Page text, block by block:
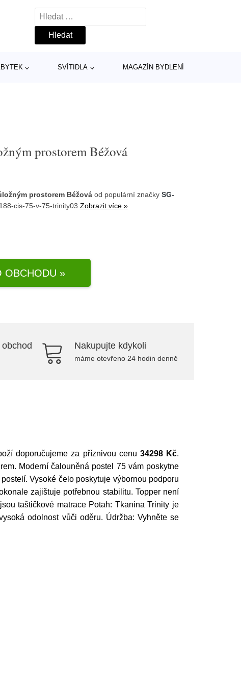
Vyhledávání
SVÍTIDLA MAGAZÍN BYDLENÍ
prostorem Béžová
prostorem Béžová od populární značkySG-
cis-75-v-75-trinity03Zobrazit více »
OBCHODU »
Nakupujte kdykoli
máme otevřeno 24 hodin denně
doporučujeme za příznivou cenu 34298 Kč.
Moderní čalouněná postel 75 vám poskytne
Vysoké čelo poskytuje výbornou podporu
zajištuje potřebnou stabilitu. Topper není
taštičkové matrace Potah: Tkanina Trinity je
odolnost vůči oděru. Údržba: Vyhněte se